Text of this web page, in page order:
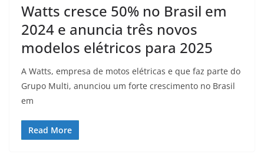
Watts cresce 50% no Brasil em
2024 e anuncia três novos
modelos elétricos para 2025
A Watts, empresa de motos elétricas e que faz parte do
Grupo Multi, anunciou um forte crescimento no Brasil
em
Read More